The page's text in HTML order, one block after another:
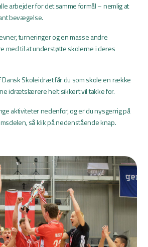
arbejder for det samme formål – nemlig at
bevægelse.
turneringer og en masse andre
med til at understøtte skolerne i deres
Skoleidræt får du som skole en række
idrætslærere helt sikkert vil takke for.
aktiviteter nedenfor, og er du nysgerrig på
så klik på nedenstående knap.